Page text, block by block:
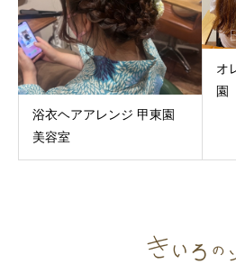
浴衣ヘアアレンジ 甲東園
美容室
オ
園